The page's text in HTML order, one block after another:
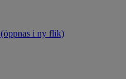
(öppnas i ny flik)